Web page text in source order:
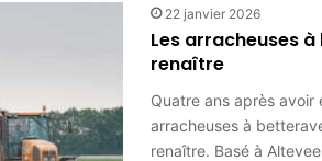
22 janvier 2026
Les arracheuses
renaître
Quatre ans après
arracheuses à
renaître. Basé à